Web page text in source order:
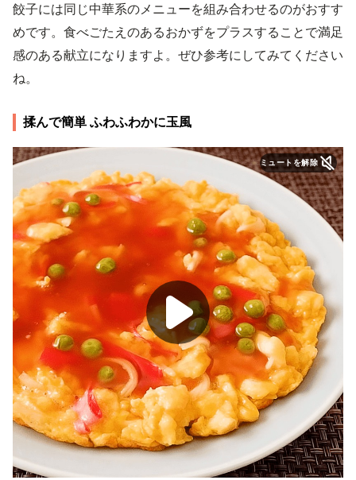
餃子には同じ中華系のメニューを組み合わせるのがおすす
めです。食べごたえのあるおかずをプラスすることで満足
感のある献立になりますよ。ぜひ参考にしてみてください
ね。
揉んで簡単 ふわふわかに玉風
ミュートを解除